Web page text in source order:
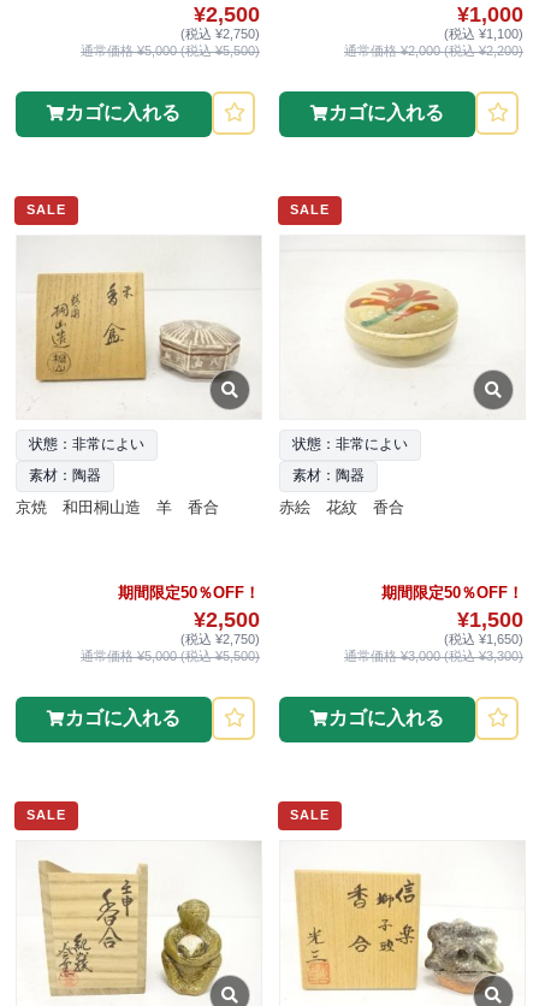
¥2,500
(税込 ¥2,750)
通常価格 ¥5,000 (税込 ¥5,500)
カゴに入れる
¥1,000
(税込 ¥1,100)
通常価格 ¥2,000 (税込 ¥2,200)
カゴに入れる
SALE
状態：非常によい
素材：陶器
京焼 和田桐山造 羊 香合
期間限定50％OFF！
¥2,500
(税込 ¥2,750)
通常価格 ¥5,000 (税込 ¥5,500)
カゴに入れる
SALE
状態：非常によい
素材：陶器
赤絵 花紋 香合
期間限定50％OFF！
¥1,500
(税込 ¥1,650)
通常価格 ¥3,000 (税込 ¥3,300)
カゴに入れる
SALE SALE